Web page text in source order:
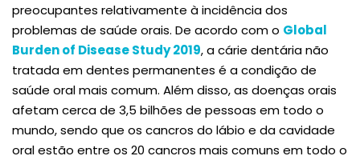
preocupantes relativamente à incidência dos
problemas de saúde orais. De acordo com o Global
Burden of Disease Study 2019, a cárie dentária não
tratada em dentes permanentes é a condição de
saúde oral mais comum. Além disso, as doenças orais
afetam cerca de 3,5 bilhões de pessoas em todo o
mundo, sendo que os cancros do lábio e da cavidade
oral estão entre os 20 cancros mais comuns em todo o